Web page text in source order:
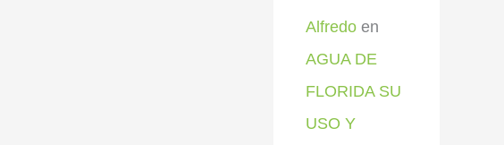
Alfredo en
AGUA DE
FLORIDA SU
USO Y